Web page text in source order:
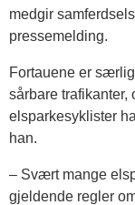
medgir
pressemelding.
Fortauene er
sårbare trafikanter,
elsparkesyklister
han.
– Svært mange
gjeldende regler